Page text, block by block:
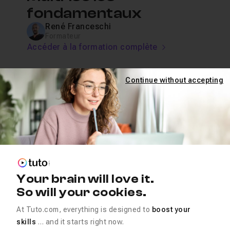
fondamentaux
René Franceschi
Accéder à la formation complète